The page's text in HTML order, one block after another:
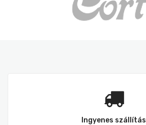
Ingyenes szállítás